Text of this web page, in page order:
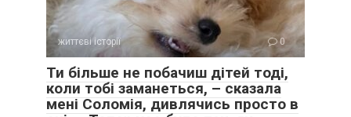
життєві історії 0
Ти більше не побачиш дітей тоді,
коли тобі заманеться, – сказала
мені Соломія, дивлячись просто в